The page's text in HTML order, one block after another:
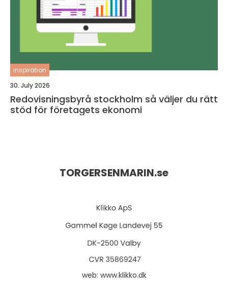
inspiration
30. July 2026
Redovisningsbyrå stockholm så väljer du rätt
stöd för företagets ekonomi
TORGERSENMARIN.se
web: www.klikko.dk